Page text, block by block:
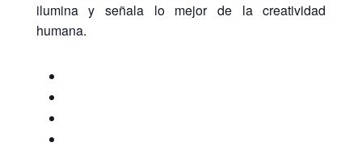
ilumina y señala lo mejor de la creatividad
humana.